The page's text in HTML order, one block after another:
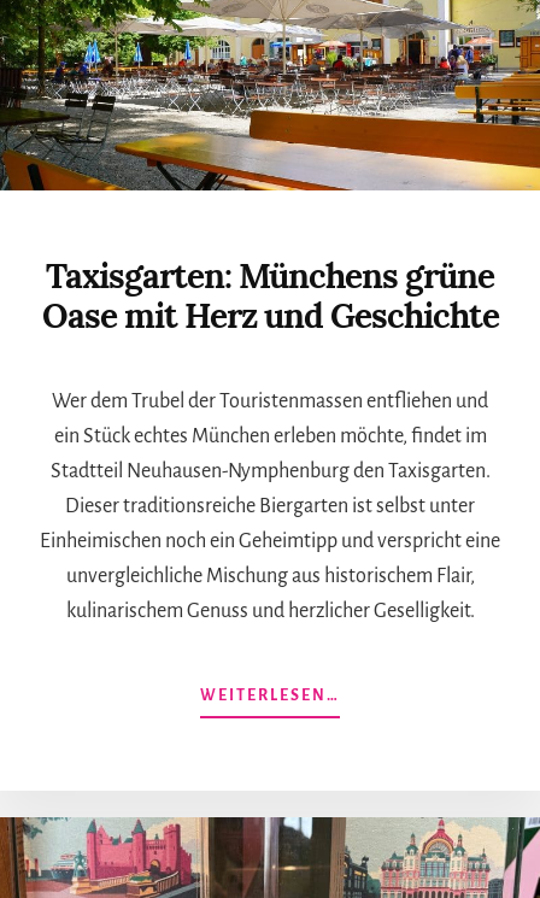
DER
MICROBRASSERIE
“LE
TEMPS
D’UNE
Taxisgarten: Münchens grüne
Oase mit Herz und Geschichte
Wer dem Trubel der Touristenmassen entfliehen und
ein Stück echtes München erleben möchte, findet im
Stadtteil Neuhausen-Nymphenburg den Taxisgarten.
Dieser traditionsreiche Biergarten ist selbst unter
Einheimischen noch ein Geheimtipp und verspricht eine
unvergleichliche Mischung aus historischem Flair,
kulinarischem Genuss und herzlicher Geselligkeit.
WEITERLESEN…
MÜNCHENS
HERZ
UND
GESCHICHTE